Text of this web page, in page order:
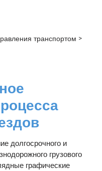
транспортом >
долгосрочного и
грузового
графические